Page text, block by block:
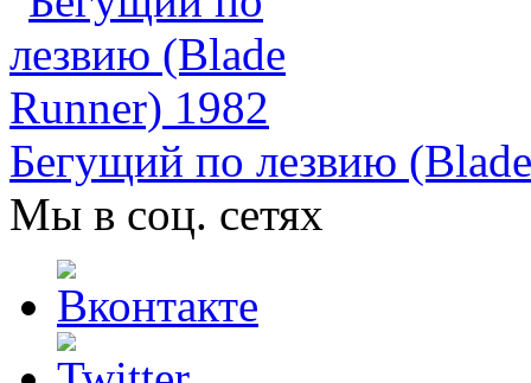
Бегущий по лезвию
Мы в соц. сетях